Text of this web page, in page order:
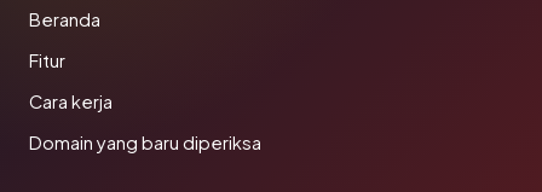
Beranda
Fitur
Cara kerja
Domain yang baru diperiksa